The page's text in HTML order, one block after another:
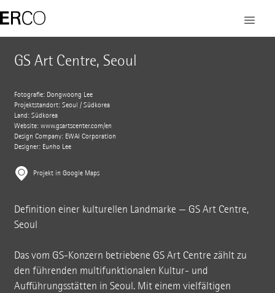
GS Art Centre, Seoul
Fotografie: Dongwoong Lee
Projektstandort: Seoul / Südkorea
Land: Südkorea
Website: www.gsartscenter.com/en
Design Company: EWAI Corporation
Designer: Eunho Lee
Projekt in Google Maps
Definition einer kulturellen Landmarke — GS Art Centre,
Seoul
Das vom GS-Konzern betriebene GS Art Centre zählt zu
den führenden multifunktionalen Kultur- und
Aufführungsstätten in Seoul. Mit einem vielfältigen